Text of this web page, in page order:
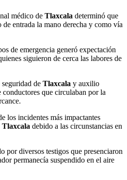
médico de Tlaxcala determinó que
entrada la mano derecha y como vía
de emergencia generó expectación
siguieron de cerca las labores de
de Tlaxcala y auxilio
que circulaban por la
los incidentes más impactantes
Tlaxcala debido a las circunstancias en
por diversos testigos que presenciaron
permanecía suspendido en el aire